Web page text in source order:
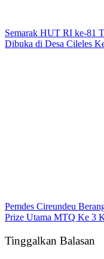
Semarak HUT RI ke-81
Dibuka di Desa Cileles
Pemdes Cireundeu
Prize Utama MTQ Ke 3
Tinggalkan Balasan